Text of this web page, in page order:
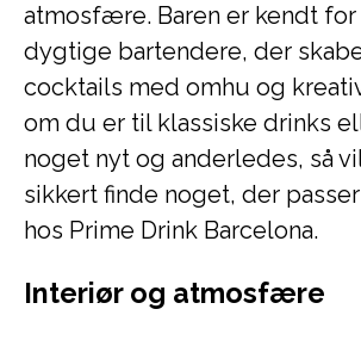
atmosfære. Baren er kendt for
dygtige bartendere, der
cocktails med omhu og
om du er til klassiske drinks
noget nyt og anderledes, så
sikkert finde noget, der
hos Prime Drink Barcelona.
Interiør og atmosfære